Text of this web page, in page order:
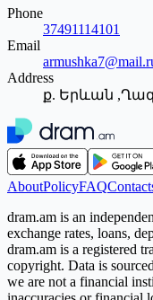
Phone
37491114101
Email
Address
ք. Երևան
AboutPolicyFAQ
dram.am is an
exchange rates, loans,
dram.am is a registered
copyright. Data is
we are not a financial